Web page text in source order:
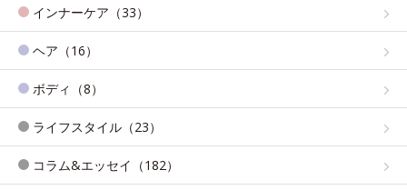
インナーケア（33）
ヘア（16）
ボディ（8）
ライフスタイル（23）
コラム&エッセイ（182）